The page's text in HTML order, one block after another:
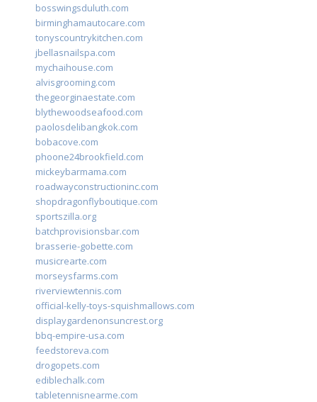
bosswingsduluth.com
birminghamautocare.com
tonyscountrykitchen.com
jbellasnailspa.com
mychaihouse.com
alvisgrooming.com
thegeorginaestate.com
blythewoodseafood.com
paolosdelibangkok.com
bobacove.com
phoone24brookfield.com
mickeybarmama.com
roadwayconstructioninc.com
shopdragonflyboutique.com
sportszilla.org
batchprovisionsbar.com
brasserie-gobette.com
musicrearte.com
morseysfarms.com
riverviewtennis.com
official-kelly-toys-squishmallows.com
displaygardenonsuncrest.org
bbq-empire-usa.com
feedstoreva.com
drogopets.com
ediblechalk.com
tabletennisnearme.com